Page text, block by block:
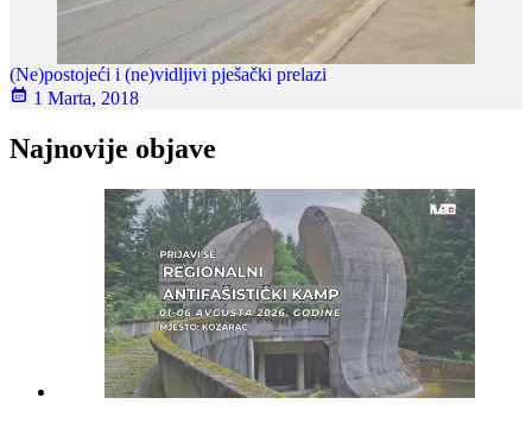
(Ne)postojeći i (ne)vidljivi pješački prelazi
1 Marta, 2018
Najnovije objave